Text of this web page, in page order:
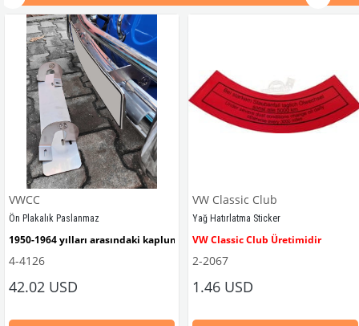
VWCC
Ön Plakalık Paslanmaz
1950-1964 yılları arasındaki kaplumbağa modelleri ile uyumludur.
4-4126
42.02 USD
VW Classic Club
Yağ Hatırlatma Sticker
VW Classic Club Üretimidir
2-2067
1.46 USD